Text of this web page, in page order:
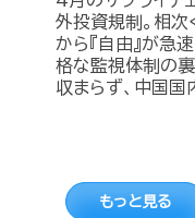
外投資規制。相次
から『自由』が急
格な監視体制の裏
収まらず、中国国
もっと見る